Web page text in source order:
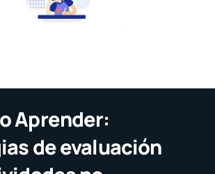
Aprender:
de evaluación